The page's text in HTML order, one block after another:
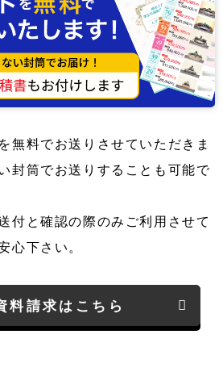
無料でお送りさせていただきま
封筒でお送りすることも可能で
付と確認の際のみご利用させて
心下さい。
料請求はこちら